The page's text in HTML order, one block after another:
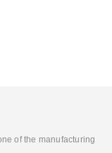
of the manufacturing